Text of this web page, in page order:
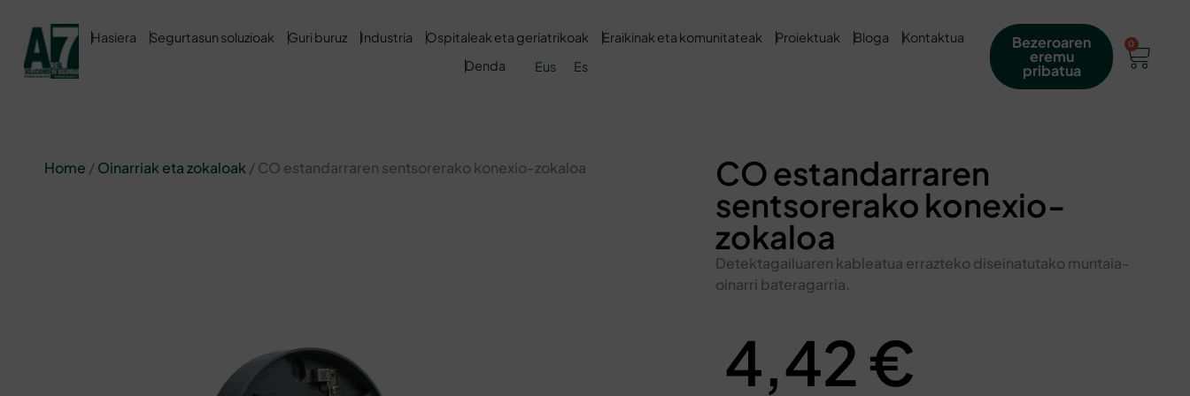
Hasiera Segurtasun soluzioak Guri buruz Industria Ospitaleak eta geriatrikoak Eraikinak eta komunitateak Proiektuak Bloga
Kontaktua
Denda
Eus Es
Bezeroaren
eremu
pribatua
0
Home /Oinarriak eta zokaloak / CO estandarraren sentsorerako konexio-zokaloa
CO estandarraren
sentsorerako konexio-
zokaloa
Detektagailuaren kableatua errazteko diseinatutako muntaia-
oinarri bateragarria.
4,42€